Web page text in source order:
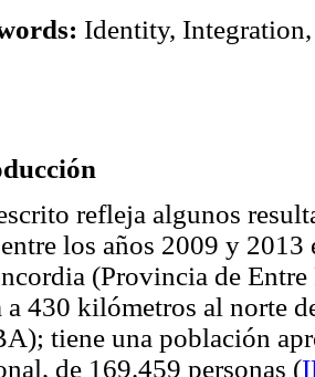
Identity,
refleja algunos
los años 2009 y
(Provincia de
a 430 kilómetros al norte
tiene una población
de 169.459 personas (